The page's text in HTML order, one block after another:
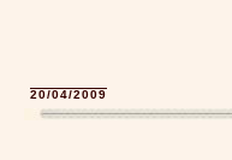
20/04/2009